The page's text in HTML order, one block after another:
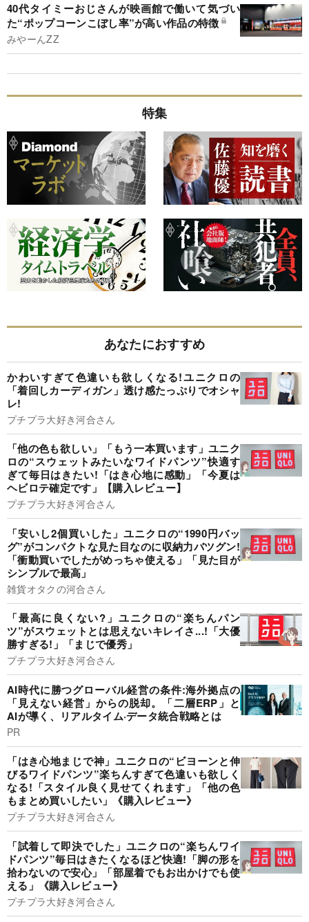
40代タイミーおじさんが映画館で働いて気づい
た“ポップコーンこぼし率”が高い作品の特徴
みやーんZZ
特集
あなたにおすすめ
かわいすぎて色違いも欲しくなる!ユニクロの
「着回しカーディガン」透け感たっぷりでオシャ
レ!
プチプラ大好き河合さん
「他の色も欲しい」「もう一本買います」ユニク
ロの“スウェットみたいなワイドパンツ”快適す
ぎて毎日はきたい!「はき心地に感動」「今夏は
ヘビロテ確定です」【購入レビュー】
プチプラ大好き河合さん
「安いし2個買いした」ユニクロの“1990円バッ
グ”がコンパクトな見た目なのに収納力バツグン!
「衝動買いでしたがめっちゃ使える」「見た目が
シンプルで最高」
雑貨オタクの河合さん
「最高に良くない?」ユニクロの“楽ちんパン
ツ”がスウェットとは思えないキレイさ...!「大優
勝すぎる!」「まじで優秀」
プチプラ大好き河合さん
AI時代に勝つグローバル経営の条件:海外拠点の
「見えない経営」からの脱却。「二層ERP」と
AIが導く、リアルタイム·データ統合戦略とは
PR
「はき心地まじで神」ユニクロの“ビヨーンと伸
びるワイドパンツ”楽ちんすぎて色違いも欲しく
なる!「スタイル良く見せてくれます」「他の色
もまとめ買いしたい」《購入レビュー》
プチプラ大好き河合さん
「試着して即決でした」ユニクロの“楽ちんワイ
ドパンツ”毎日はきたくなるほど快適!「脚の形を
拾わないので安心」「部屋着でもお出かけでも使
える」《購入レビュー》
プチプラ大好き河合さん